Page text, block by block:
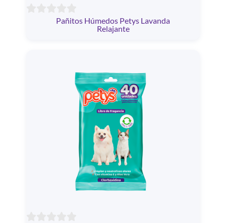
Pañitos Húmedos Petys Lavanda
Relajante